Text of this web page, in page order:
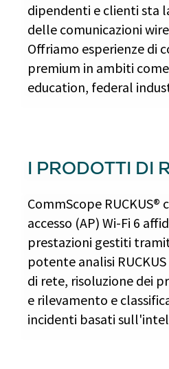
dipendenti e clienti sta
delle comunicazioni
Offriamo esperienze di
premium in ambiti
education, federal
I PRODOTTI DI
CommScope
accesso (AP) Wi-Fi 6
prestazioni gestiti
potente analisi
di rete, risoluzione dei
e rilevamento e
incidenti basati